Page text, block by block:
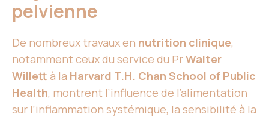
pelvienne
De nombreux travaux en nutrition clinique,
notamment ceux du service du PrWalter
Willett à la Harvard T.H. Chan School of Public
Health, montrent l’influence de l’alimentation
sur l’inflammation systémique, la sensibilité à la